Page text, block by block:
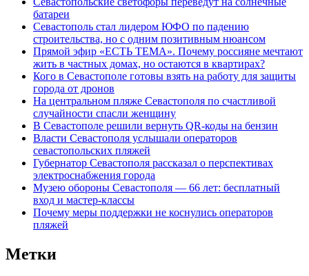
батареи
Севастополь стал лидером ЮФО по падению
строительства, но с одним позитивным нюансом
Прямой эфир «ЕСТЬ ТЕМА». Почему россияне мечтают
жить в частных домах, но остаются в квартирах?
Кого в Севастополе готовы взять на работу для защиты
города от дронов
На центральном пляже Севастополя по счастливой
случайности спасли женщину
В Севастополе решили вернуть QR-коды на бензин
Власти Севастополя услышали операторов
севастопольских пляжей
Губернатор Севастополя рассказал о перспективах
электроснабжения города
Музею обороны Севастополя — 66 лет: бесплатный
вход и мастер-классы
Почему меры поддержки не коснулись операторов
пляжей
Метки